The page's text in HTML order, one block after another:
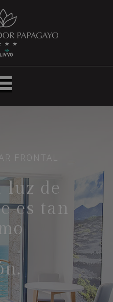
Hotel
LIVVO
Mirador
FRONTAL
luz de
es tan